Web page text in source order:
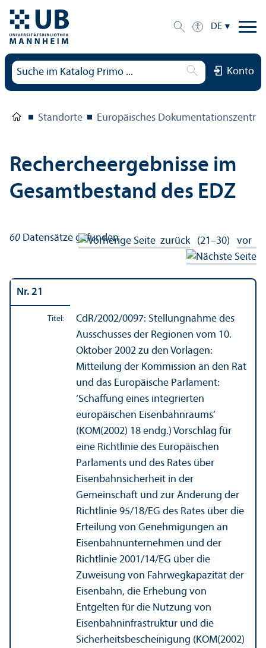
DE
Konto
Standorte Europäisches
Rechercheergebnisse im
Gesamtbestand des EDZ
60 Datensätze gefunden zurück(21–30) vor
Nr. 21
Titel: CdR/2002/0097: Stellungnahme des
Ausschusses der Regionen vom 10.
Oktober 2002 zu den Vorlagen:
Mitteilung der Kommission an den Rat
und das Europäische Parlament:
‘Schaffung eines integrierten
europäischen Eisenbahnraums’
(KOM(2002) 18 endg.) Vorschlag für
eine Richtlinie des Europäischen
Parlaments und des Rates über
Eisenbahnsicherheit in der
Gemeinschaft und zur Änderung der
Richtlinie 95/18/EG des Rates über die
Erteilung von Genehmigungen an
Eisenbahn­unter­nehmen und der
Richtlinie 2001/14/EG über die
Zuweisung von Fahrwegkapazität der
Eisenbahn, die Erhebung von
Entgelten für die Nutzung von
Eisenbahninfrastruktur und die
Sicherheits­bescheinigung (KOM(2002)